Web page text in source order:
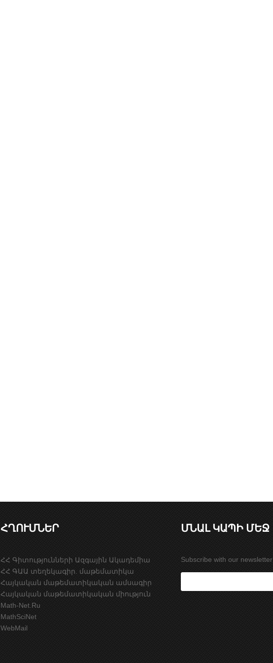
ՀՂՈՒՄՆԵՐ
ՀՀ Գիտությունների Ազգային Ակադեմիա
ՀՀ ԳԱԱ տեղեկագիր. մաթեմատիկա
Հայկական մաթեմատիկական ամսագիր
Հայկական մաթեմատիկական միություն
Math-Net.Ru
MathSciNet
WebMail
ՄՆԱԼ ԿԱՊԻ ՄԵՋ
Subscribe with our newsletter